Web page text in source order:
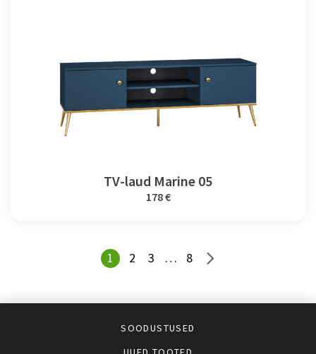
TV-laud Marine 05
178 €
1 2 3 … 8
SOODUSTUSED